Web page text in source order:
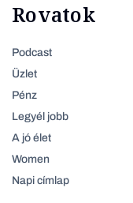
Rovatok
Podcast
Üzlet
Pénz
Legyél jobb
A jó élet
Women
Napi címlap